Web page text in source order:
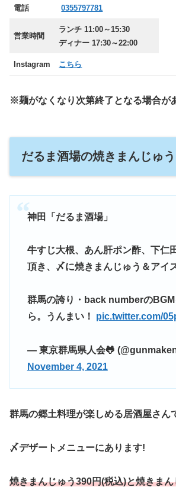
電話 0355797781
営業時間
ランチ 11:00～15:30
ディナー 17:30～22:00
Instagram こちら
※麺がなくなり次第終了となる場合が
だるま酒場の焼きまんじゅう
神田「だるま酒場」
牛すじ大根、あん肝ポン酢、下仁
群馬の誇り・back numberの
ら。うんまい！ pic.twitter.com/
— 東京群馬県人会🐸
November 4, 2021
群馬の郷土料理が楽しめる居酒屋さん
〆デザートメニューにあります!
焼きまんじゅう390円(税込)と焼きま